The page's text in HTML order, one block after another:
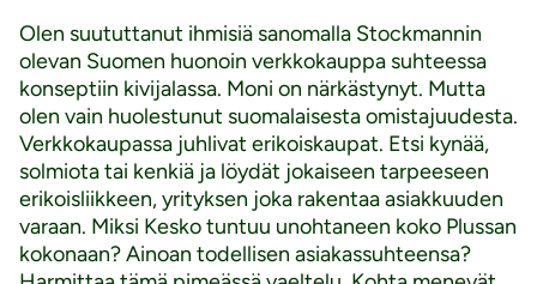
Olen suututtanut ihmisiä sanomalla Stockmannin
olevan Suomen huonoin verkkokauppa suhteessa
konseptiin kivijalassa. Moni on närkästynyt. Mutta
olen vain huolestunut suomalaisesta omistajuudesta.
Verkkokaupassa juhlivat erikoiskaupat. Etsi kynää,
solmiota tai kenkiä ja löydät jokaiseen tarpeeseen
erikoisliikkeen, yrityksen joka rakentaa asiakkuuden
varaan. Miksi Kesko tuntuu unohtaneen koko Plussan
kokonaan? Ainoan todellisen asiakassuhteensa?